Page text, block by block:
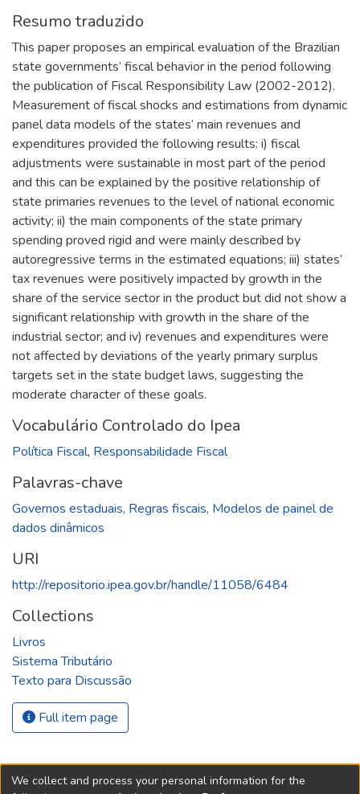
Resumo traduzido
This paper proposes an empirical evaluation of the Brazilian
state governments’ fiscal behavior in the period following
the publication of Fiscal Responsibility Law (2002-2012).
Measurement of fiscal shocks and estimations from dynamic
panel data models of the states’ main revenues and
expenditures provided the following results: i) fiscal
adjustments were sustainable in most part of the period
and this can be explained by the positive relationship of
state primaries revenues to the level of national economic
activity; ii) the main components of the state primary
spending proved rigid and were mainly described by
autoregressive terms in the estimated equations; iii) states’
tax revenues were positively impacted by growth in the
share of the service sector in the product but did not show a
significant relationship with growth in the share of the
industrial sector; and iv) revenues and expenditures were
not affected by deviations of the yearly primary surplus
targets set in the state budget laws, suggesting the
moderate character of these goals.
Vocabulário Controlado do Ipea
Política Fiscal, Responsabilidade Fiscal
Palavras-chave
Governos estaduais, Regras fiscais, Modelos de painel de
dados dinâmicos
URI
http://repositorio.ipea.gov.br/handle/11058/6484
Collections
Livros
Sistema Tributário
Texto para Discussão
Full item page
We collect and process your personal information for the